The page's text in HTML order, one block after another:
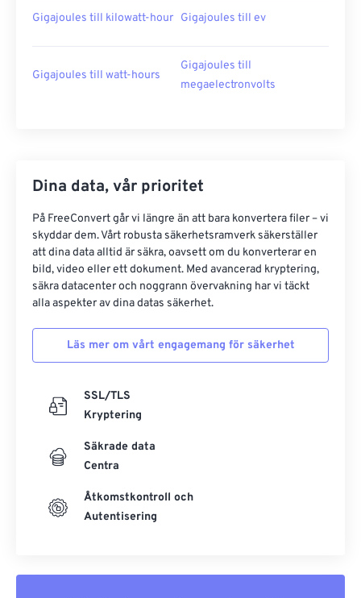
Gigajoules till kilowatt-hour Gigajoules till ev
Gigajoules till watt-hours
Gigajoules till
megaelectronvolts
Dina data, vår prioritet
På FreeConvert går vi längre än att bara konvertera filer – vi
skyddar dem. Vårt robusta säkerhetsramverk säkerställer
att dina data alltid är säkra, oavsett om du konverterar en
bild, video eller ett dokument. Med avancerad kryptering,
säkra datacenter och noggrann övervakning har vi täckt
alla aspekter av dina datas säkerhet.
Läs mer om vårt engagemang för säkerhet
SSL/TLS
Kryptering
Säkrade data
Centra
Åtkomstkontroll och
Autentisering